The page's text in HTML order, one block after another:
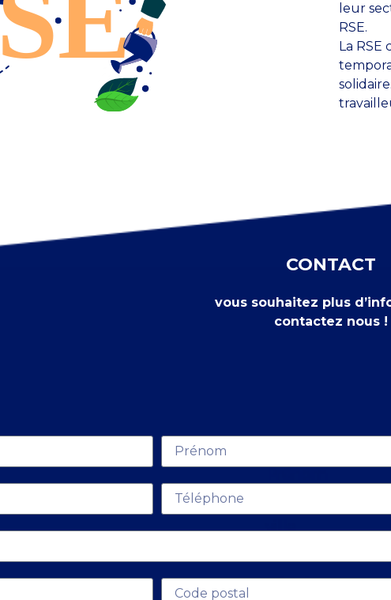
leur
RSE.
La
CONTACT
vous souhaitez plus
contactez nous !